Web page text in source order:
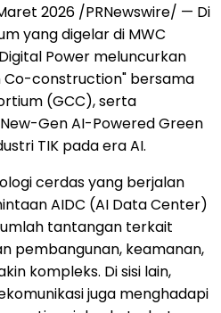
2026 /PRNewswire/ — Di
yang digelar di MWC
Power meluncurkan
Co-construction" bersama
(GCC), serta
Gen AI-Powered Green
TIK pada era AI.
cerdas yang berjalan
AIDC (AI Data Center)
tantangan terkait
pembangunan, keamanan,
kompleks. Di sisi lain,
juga menghadapi